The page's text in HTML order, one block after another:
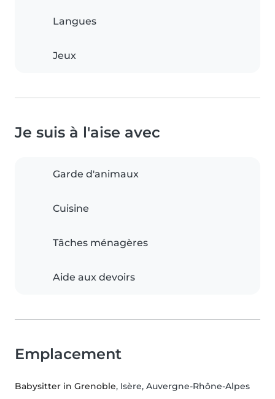
Langues
Jeux
Je suis à l'aise avec
Garde d'animaux
Cuisine
Tâches ménagères
Aide aux devoirs
Emplacement
Babysitter in Grenoble, Isère, Auvergne-Rhône-Alpes